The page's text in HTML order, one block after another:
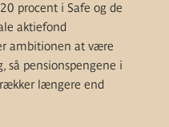
procent i Safe og de
aktiefond
ambitionen at være
så pensionspengene i
længere end